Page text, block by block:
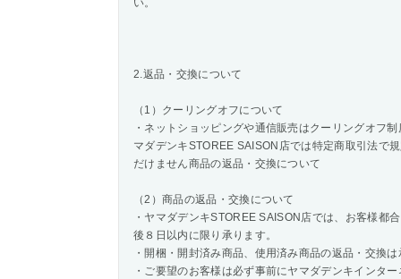
い。
2.返品・交換について
（1）クーリングオフについて
・ネットショッピングや通信販売はクーリングオフ
マダデンキSTOREE SAISON店では特定商取引法で
だけません商品の返品・交換について
（2）商品の返品・交換について
・ヤマダデンキSTOREE SAISON店では、お客様都
後８日以内に限り承ります。
・開梱・開封済み商品、使用済み商品の返品・交換
・ご要望のお客様は必ず事前にヤマダデンキインタ